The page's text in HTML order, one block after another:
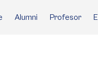
Alumni Profesor